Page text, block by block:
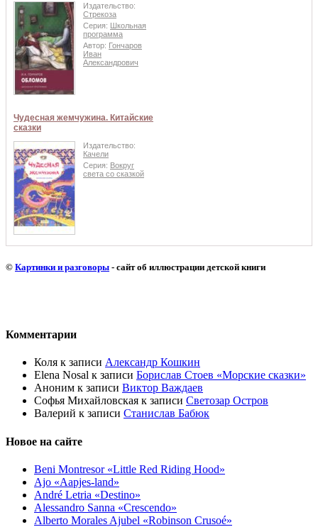
Издательство:
Стрекоза
Серия: Школьная
программа
Автор: Гончаров
Иван
Александрович
Чудесная жемчужина. Китайские
сказки
Издательство:
Качели
Серия: Вокруг
света со сказкой
© Картинки и разговоры - сайт об иллюстрации детской книги
Комментарии
Коля к записи Александр Кошкин
Elena Nosal к записи Борислав Стоев «Морские сказки»
Аноним к записи Виктор Важдаев
Софья Михайловская к записи Светозар Остров
Валерий к записи Станислав Бабюк
Новое на сайте
Beni Montresor «Little Red Riding Hood»
Ajo «Aapjes-land»
André Letria «Destino»
Alessandro Sanna «Crescendo»
Alberto Morales Ajubel «Robinson Crusoé»